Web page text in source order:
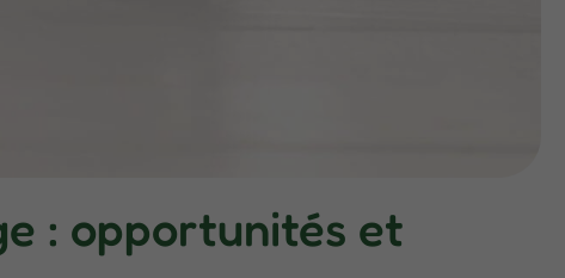
: opportunités et